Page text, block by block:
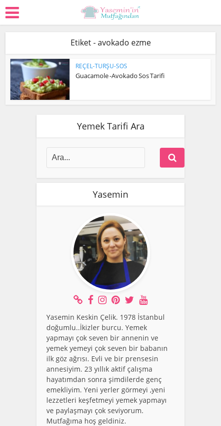
Etiket - avokado ezme
REÇEL-TURŞU-SOS
Guacamole -Avokado Sos Tarifi
Yemek Tarifi Ara
Yasemin
Yasemin Keskin Çelik. 1978 İstanbul
doğumlu..İkizler burcu. Yemek
yapmayı çok seven bir annenin ve
yemek yemeyi çok seven bir babanın
ilk göz ağrısı. Evli ve bir prensesin
annesiyim. 23 yıllık aktif çalışma
hayatımdan sonra şimdilerde genç
emekliyim. Yeni yerler görmeyi ,yeni
lezzetleri keşfetmeyi yemek yapmayı
ve paylaşmayı çok seviyorum.
Mutfağıma hoş geldiniz.